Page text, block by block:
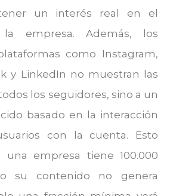
un interés real en el
empresa. Además, los
como Instagram,
y LinkedIn no muestran las
los seguidores, sino a un
basado en la interacción
con la cuenta. Esto
una empresa tiene 100.000
su contenido no genera